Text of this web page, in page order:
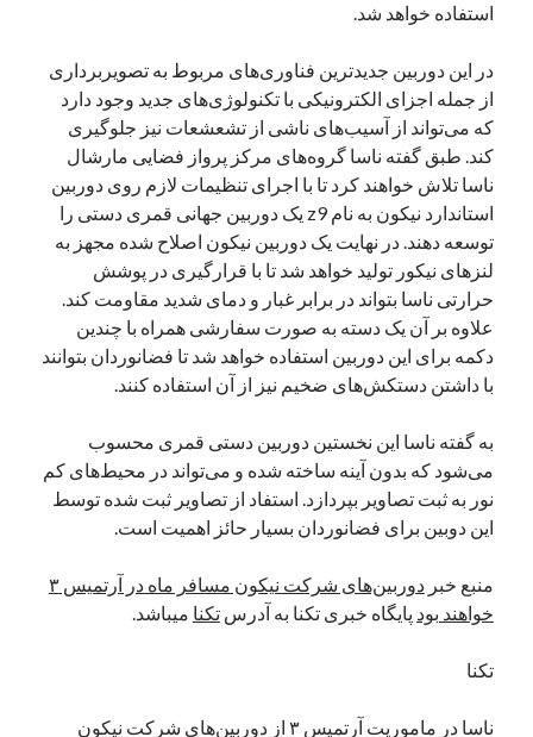
نوامبر 2025
جولای 2025
ژوئن 2025
می 2025
آوریل 2025
مارس 2025
فوریه 2025
ژانویه 2025
دسامبر 2024
نوامبر 2024
اکتبر 2024
سپتامبر 2024
آگوست 2024
ژوئن 2024
می 2024
آوریل 2024
مارس 2024
ژانویه 2024
دسامبر 2023
اکتبر 2023
آگوست 2023
استفاده خواهد شد.
در این دوربین جدیدترین فناوری‌های مربوط به تصویربرداری
از جمله اجزای الکترونیکی با تکنولوژی‌های جدید وجود دارد
که می‌تواند از آسیب‌های ناشی از تشعشعات نیز جلوگیری
کند. طبق گفته ناسا گروه‌های مرکز پرواز فضایی مارشال
ناسا تلاش خواهند کرد تا با اجرای تنظیمات لازم روی دوربین
استاندارد نیکون به نام z9 یک دوربین جهانی قمری دستی را
توسعه دهند. در نهایت یک دوربین نیکون اصلاح شده مجهز به
لنزهای نیکور تولید خواهد شد تا با قرارگیری در پوشش
حرارتی ناسا بتواند در برابر غبار و دمای شدید مقاومت کند.
علاوه بر آن یک دسته به صورت سفارشی همراه با چندین
دکمه برای این دوربین استفاده خواهد شد تا فضانوردان بتوانند
با داشتن دستکش‌های ضخیم نیز از آن استفاده کنند.
به گفته ناسا این نخستین دوربین دستی قمری محسوب
می‌شود که بدون آینه ساخته شده و می‌تواند در محیط‌های کم
نور به ثبت تصاویر بپردازد. استفاد از تصاویر ثبت شده توسط
این دوبین برای فضانوردان بسیار حائز اهمیت است.
منبع خبر
دوربین‌های شرکت نیکون مسافر ماه در آرتمیس ۳
خواهند بود پایگاه خبری تکنا به آدرستکنا میباشد.
تکنا
ناسا در ماموریت آرتمیس ۳ از دوربین‌های شرکت نیکون